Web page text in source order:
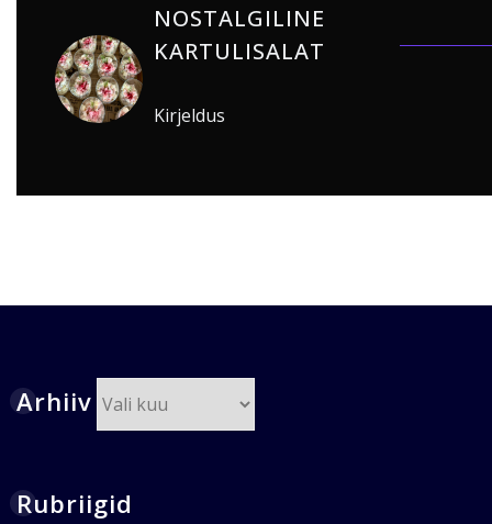
NOSTALGILINE
KARTULISALAT
Kirjeldus
Arhiiv
Rubriigid